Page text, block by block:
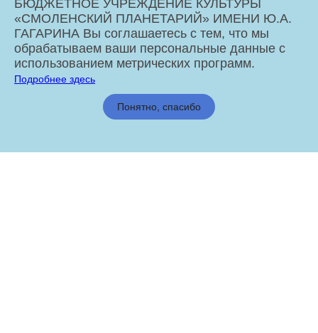
МБУК «Смоленский Планетарий» имени Ю.А. Гагарина © 2026
Администрация города Смоленска
БЮДЖЕТНОЕ УЧРЕЖДЕНИЕ КУЛЬТУРЫ
«СМОЛЕНСКИЙ ПЛАНЕТАРИЙ» ИМЕНИ Ю.А.
ГАГАРИНА Вы соглашаетесь с тем, что мы
обрабатываем ваши персональные данные с
использованием метрических программ.
Подробнее здесь
Понятно, спасибо